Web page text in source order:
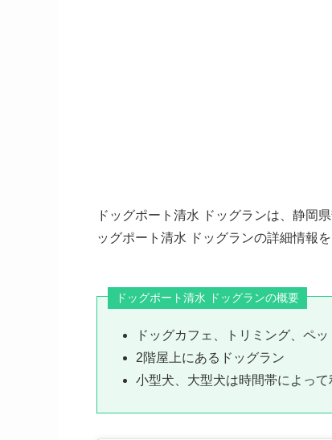
ドッグポート清水 ドッグランは、静岡
ッグポート清水 ドッグランの詳細情報を
ドッグポート清水 ドッグランの概要
ドッグカフェ、トリミング、ペ
2階屋上にあるドッグラン
小型犬、大型犬は時間帯によって